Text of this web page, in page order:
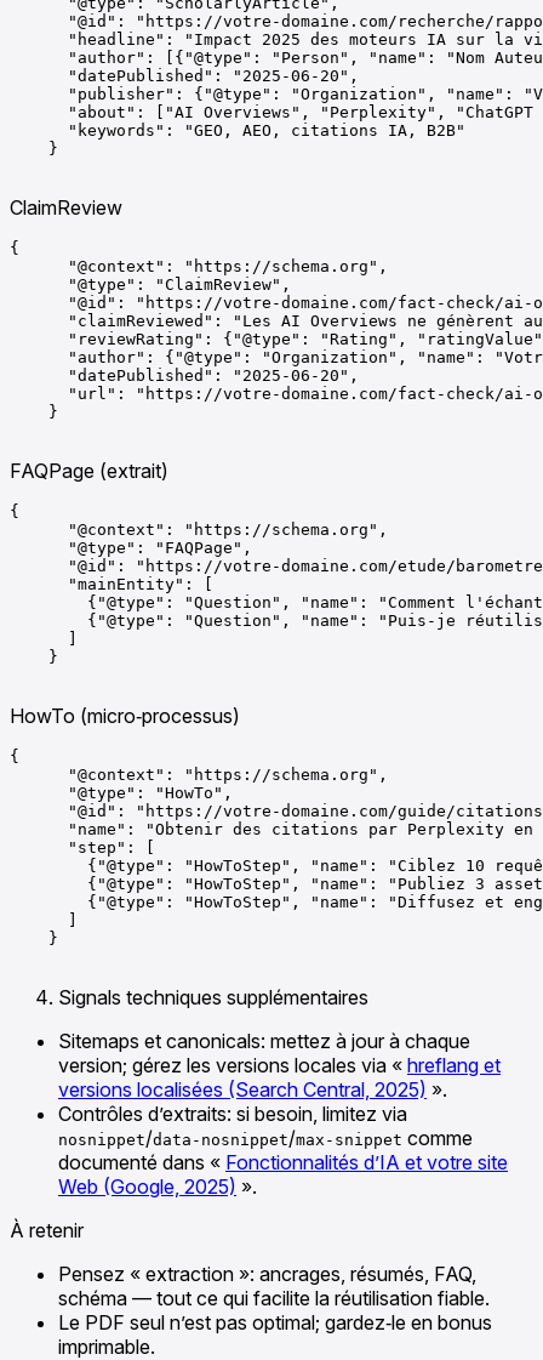
"@id": "https://votre-domaine.com/recherche/
"headline": "Impact 2025 des moteurs IA sur la
"author": [{"@type": "Person", "name": "Nom
      "datePublished": "2025-06-20",
"publisher": {"@type": "Organization", "name":
"about": ["AI Overviews", "Perplexity", "ChatGPT
      "keywords": "GEO, AEO, citations IA, B2B"
    }
ClaimReview
{
      "@context": "https://schema.org",
      "@type": "ClaimReview",
"@id": "https://votre-domaine.com/fact-check/ai-
"claimReviewed": "Les AI Overviews ne génèrent
"reviewRating": {"@type": "Rating",
"author": {"@type": "Organization", "name":
      "datePublished": "2025-06-20",
"url": "https://votre-domaine.com/fact-check/ai-
    }
FAQPage (extrait)
{
      "@context": "https://schema.org",
      "@type": "FAQPage",
"@id": "https://votre-domaine.com/etude/
      "mainEntity": [
{"@type": "Question", "name": "Comment
{"@type": "Question", "name": "Puis-je
    }
HowTo (micro‑processus)
{
      "@context": "https://schema.org",
      "@type": "HowTo",
"@id": "https://votre-domaine.com/guide/
"name": "Obtenir des citations par Perplexity en
      "step": [
{"@type": "HowToStep", "name": "Ciblez 10
{"@type": "HowToStep", "name": "Publiez 3
{"@type": "HowToStep", "name": "Diffusez et
    }
Signals techniques supplémentaires
Sitemaps et canonicals: mettez à jour à chaque
version; gérez les versions locales via « hreflang et
versions localisées (Search Central, 2025) ».
Contrôles d’extraits: si besoin, limitez via
nosnippet/data-nosnippet/max-snippet comme
documenté dans « Fonctionnalités d’IA et votre site
Web (Google, 2025) ».
À retenir
Pensez « extraction »: ancrages, résumés, FAQ,
schéma — tout ce qui facilite la réutilisation fiable.
Le PDF seul n’est pas optimal; gardez‑le en bonus
imprimable.